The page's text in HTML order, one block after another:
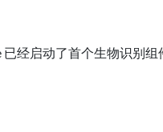
已经启动了首个生物识别